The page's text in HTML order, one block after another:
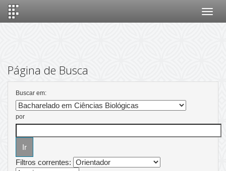
Página de Busca
Buscar em:
por
Filtros correntes: